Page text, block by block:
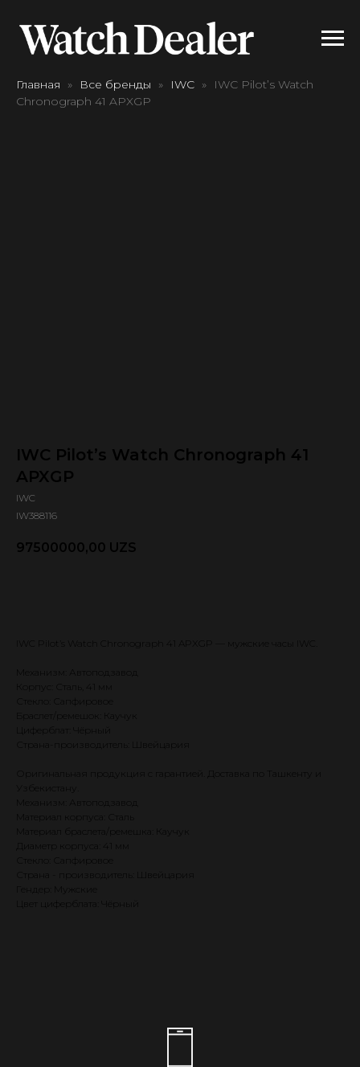
Главная Все бренды IWC
IWC Pilot’s Watch
Chronograph 41 APXGP
IWC Pilot’s Watch Chronograph 41
APXGP
IWC
IW388116
97500000,00 UZS
IWC Pilot’s Watch Chronograph 41 APXGP — мужские часы IWC.
Корпус: Сталь, 41 мм
Стекло: Сапфировое
Браслет/ремешок: Каучук
Циферблат: Чёрный
Оригинальная продукция с гарантией. Доставка по Ташкенту и
Узбекистану.
Материал корпуса: Сталь
Материал браслета/ремешка: Каучук
Диаметр корпуса: 41 мм
Стекло: Сапфировое
Гендер: Мужские
Цвет циферблата: Чёрный